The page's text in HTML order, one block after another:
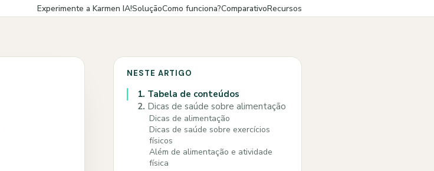
Experimente a Karmen IA!SoluçãoComo funciona?ComparativoRecursos
NESTE ARTIGO
1. Tabela de conteúdos
2. Dicas de saúde sobre alimentação
Dicas de alimentação
Dicas de saúde sobre exercícios
físicos
Além de alimentação e atividade
física